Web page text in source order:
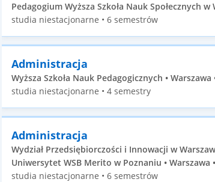
Pedagogium Wyższa Szkoła Nauk Społecznych
studia niestacjonarne • 6 semestrów
Administracja
Wyższa Szkoła Nauk Pedagogicznych • Warszawa
studia niestacjonarne • 4 semestry
Administracja
Wydział Przedsiębiorczości i Innowacji w
Uniwersytet WSB Merito w Poznaniu • Warszawa
studia niestacjonarne • 6 semestrów